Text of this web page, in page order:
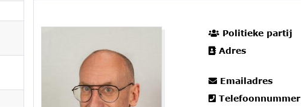
Politieke partij
Adres
Emailadres
Telefoonnummer